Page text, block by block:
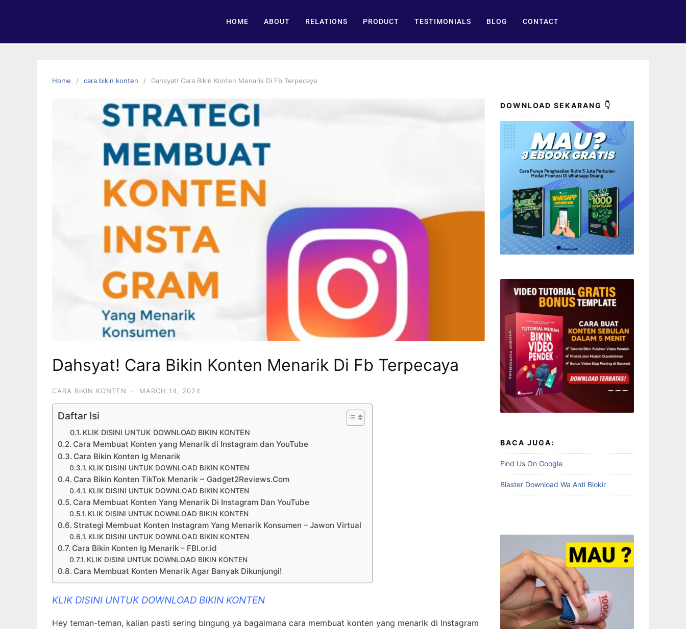
HOME ABOUT RELATIONS PRODUCT TESTIMONIALS BLOG CONTACT
Home cara bikin konten Dahsyat! Cara Bikin Konten Menarik Di Fb Terpecaya
Dahsyat! Cara Bikin Konten Menarik Di Fb Terpecaya
CARA BIKIN KONTEN · MARCH 14, 2024
Daftar Isi
KLIK DISINI UNTUK DOWNLOAD BIKIN KONTEN
Cara Membuat Konten yang Menarik di Instagram dan YouTube
Cara Bikin Konten Ig Menarik
KLIK DISINI UNTUK DOWNLOAD BIKIN KONTEN
Cara Bikin Konten TikTok Menarik ~ Gadget2Reviews.Com
KLIK DISINI UNTUK DOWNLOAD BIKIN KONTEN
Cara Membuat Konten Yang Menarik Di Instagram Dan YouTube
KLIK DISINI UNTUK DOWNLOAD BIKIN KONTEN
Strategi Membuat Konten Instagram Yang Menarik Konsumen – Jawon Virtual
KLIK DISINI UNTUK DOWNLOAD BIKIN KONTEN
Cara Bikin Konten Ig Menarik – FBI.or.id
KLIK DISINI UNTUK DOWNLOAD BIKIN KONTEN
Cara Membuat Konten Menarik Agar Banyak Dikunjungi!
KLIK DISINI UNTUK DOWNLOAD BIKIN KONTEN
Hey teman-teman, kalian pasti sering bingung ya bagaimana cara membuat konten yang menarik di Instagram
DOWNLOAD SEKARANG 👇
BACA JUGA:
Find Us On Google
Blaster Download Wa Anti Blokir